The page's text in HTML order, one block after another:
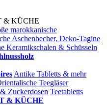
& KÜCHE
marokkanische
Aschenbecher, Deko-Tagine
Keramikschalen & Schüsseln
Antike Tabletts & mehr
Teegläser
Zuckerdosen Teetabletts
& KÜCHE